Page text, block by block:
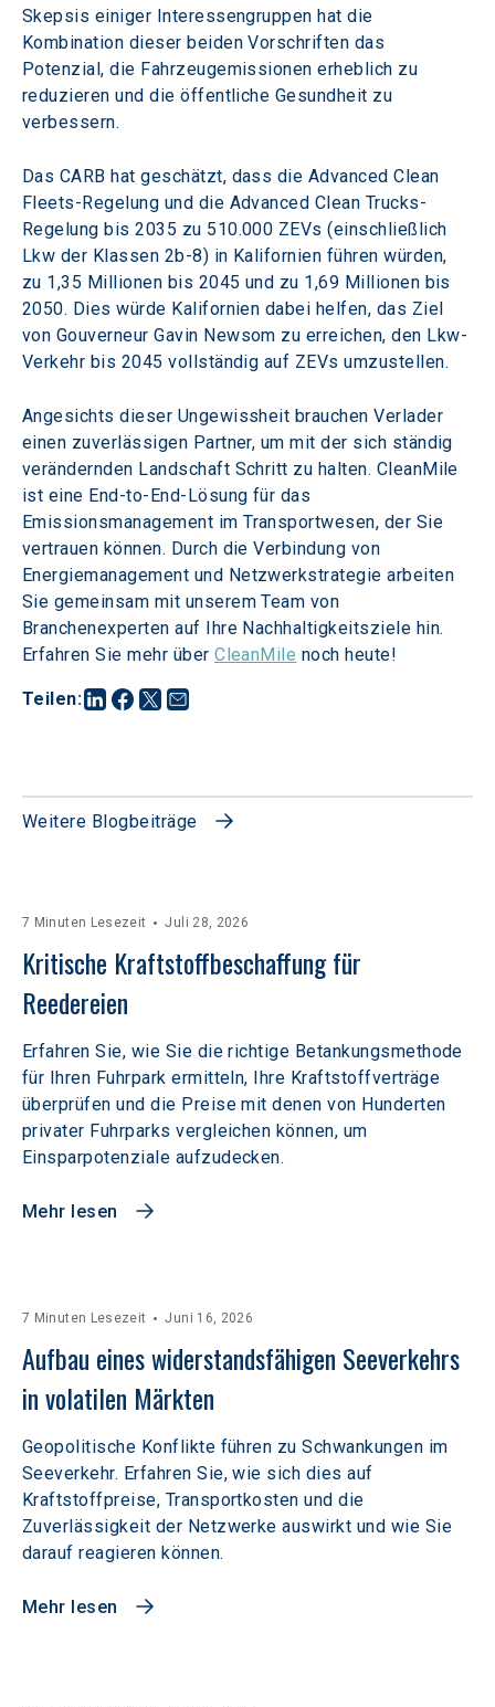
Teilen:
Skepsis einiger Interessengruppen hat die
Kombination dieser beiden Vorschriften das
Potenzial, die Fahrzeugemissionen erheblich zu
reduzieren und die öffentliche Gesundheit zu
verbessern.
Das CARB hat geschätzt, dass die Advanced Clean
Fleets-Regelung und die Advanced Clean Trucks-
Regelung bis 2035 zu 510.000 ZEVs (einschließlich
Lkw der Klassen 2b-8) in Kalifornien führen würden,
zu 1,35 Millionen bis 2045 und zu 1,69 Millionen bis
2050. Dies würde Kalifornien dabei helfen, das Ziel
von Gouverneur Gavin Newsom zu erreichen, den Lkw-
Verkehr bis 2045 vollständig auf ZEVs umzustellen.
Angesichts dieser Ungewissheit brauchen Verlader
einen zuverlässigen Partner, um mit der sich ständig
verändernden Landschaft Schritt zu halten. CleanMile
ist eine End-to-End-Lösung für das
Emissionsmanagement im Transportwesen, der Sie
vertrauen können. Durch die Verbindung von
Energiemanagement und Netzwerkstrategie arbeiten
Sie gemeinsam mit unserem Team von
Branchenexperten auf Ihre Nachhaltigkeitsziele hin.
Erfahren Sie mehr über CleanMile noch heute!
Weitere Blogbeiträge
7 Minuten Lesezeit Juli 28, 2026
Kritische Kraftstoffbeschaffung für
Reedereien
Erfahren Sie, wie Sie die richtige Betankungsmethode
für Ihren Fuhrpark ermitteln, Ihre Kraftstoffverträge
überprüfen und die Preise mit denen von Hunderten
privater Fuhrparks vergleichen können, um
Einsparpotenziale aufzudecken.
Mehr lesen
7 Minuten Lesezeit Juni 16, 2026
Aufbau eines widerstandsfähigen Seeverkehrs
in volatilen Märkten
Geopolitische Konflikte führen zu Schwankungen im
Seeverkehr. Erfahren Sie, wie sich dies auf
Kraftstoffpreise, Transportkosten und die
Zuverlässigkeit der Netzwerke auswirkt und wie Sie
darauf reagieren können.
Mehr lesen